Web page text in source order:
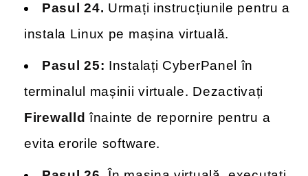
Pasul 24. Urmați instrucțiunile pentru a
instala Linux pe mașina virtuală.
Pasul 25: Instalați CyberPanel în
terminalul mașinii virtuale. Dezactivați
Firewalldînainte de repornire pentru a
evita erorile software.